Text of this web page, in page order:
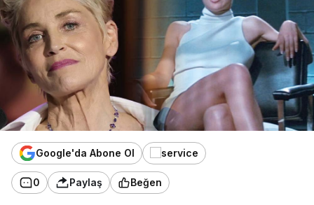
Google'da Abone Ol
0 Paylaş Beğen